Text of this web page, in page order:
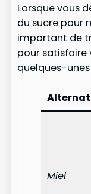
Lorsque vous
du sucre pour
important de
pour satisfaire
quelques-
Miel